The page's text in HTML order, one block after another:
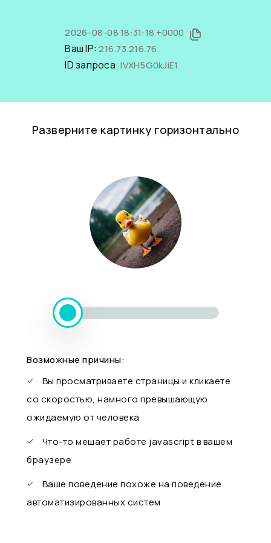
2026-08-08 18:31:18 +0000
Ваш IP:216.73.216.76
ID запроса:IVXH5G0kJiE1
Разверните картинку горизонтально
Возможные причины:
Вы просматриваете страницы и кликаете
со скоростью, намного превышающую
ожидаемую от человека
Что-то мешает работе javascript в вашем
браузере
Ваше поведение похоже на поведение
автоматизированных систем